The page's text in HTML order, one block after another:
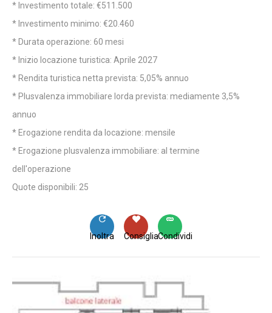
* Investimento totale: €511.500
* Investimento minimo: €20.460
* Durata operazione: 60 mesi
* Inizio locazione turistica: Aprile 2027
* Rendita turistica netta prevista: 5,05% annuo
* Plusvalenza immobiliare lorda prevista: mediamente 3,5%
annuo
* Erogazione rendita da locazione: mensile
* Erogazione plusvalenza immobiliare: al termine
dell'operazione
Quote disponibili: 25
Condividi
Consiglia
Inoltra